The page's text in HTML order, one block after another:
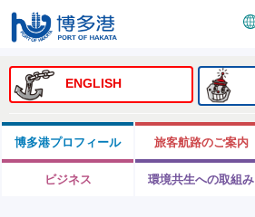
ENGLISH
博多港プロフィール 旅客航路のご案内
ビジネス 環境共生への取組み